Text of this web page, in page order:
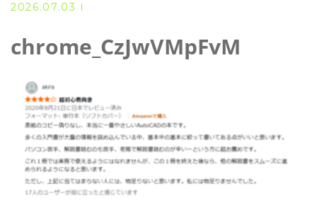
2026.07.03
chrome_CzJwVMpFvM